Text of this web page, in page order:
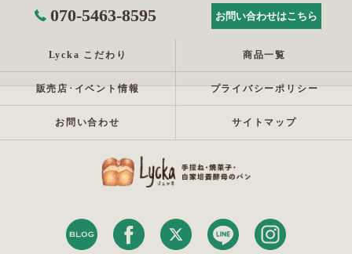
070-5463-8595 お問い合わせはこちら
Lycka こだわり 商品一覧
販売店･イベント情報 プライバシーポリシー
お問い合わせ サイトマップ